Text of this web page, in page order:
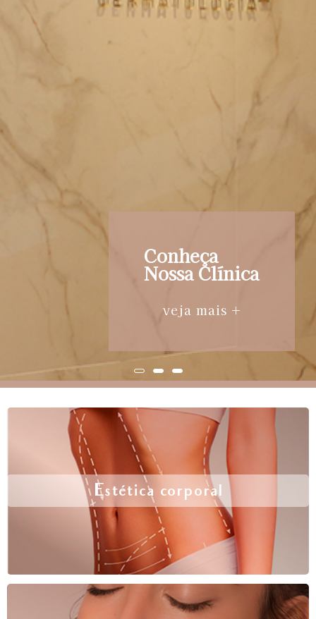
Conheça
Nossa Clínica
veja mais +
Estética corporal